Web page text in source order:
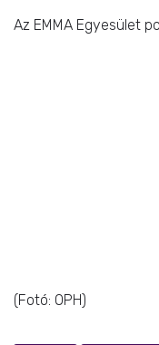
Az EMMA Egyesület
(Fotó: OPH)